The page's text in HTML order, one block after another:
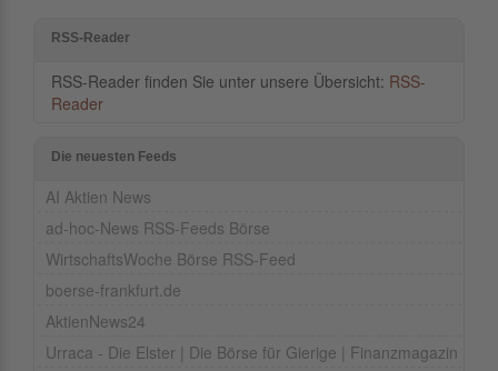
RSS-Reader
RSS-Reader finden Sie unter unsere Übersicht: RSS-
Reader
Die neuesten Feeds
AI Aktien News
ad-hoc-News RSS-Feeds Börse
WirtschaftsWoche Börse RSS-Feed
boerse-frankfurt.de
AktienNews24
Urraca - Die Elster | Die Börse für Gierige | Finanzmagazin